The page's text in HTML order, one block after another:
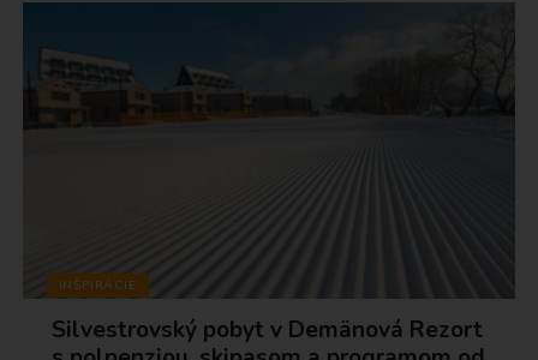
INŠPIRÁCIE
Silvestrovský pobyt v Demänová Rezort